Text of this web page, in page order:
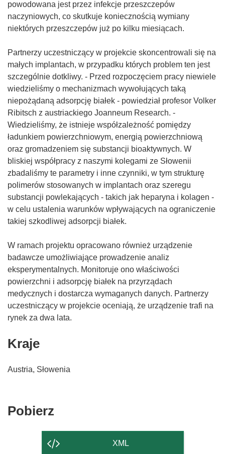
powodowana jest przez infekcje przeszczepów
naczyniowych, co skutkuje koniecznością wymiany
niektórych przeszczepów już po kilku miesiącach.
Partnerzy uczestniczący w projekcie skoncentrowali się na
małych implantach, w przypadku których problem ten jest
szczególnie dotkliwy. - Przed rozpoczęciem pracy niewiele
wiedzieliśmy o mechanizmach wywołujących taką
niepożądaną adsorpcję białek - powiedział profesor Volker
Ribitsch z austriackiego Joanneum Research. -
Wiedzieliśmy, że istnieje współzależność pomiędzy
ładunkiem powierzchniowym, energią powierzchniową
oraz gromadzeniem się substancji bioaktywnych. W
bliskiej współpracy z naszymi kolegami ze Słowenii
zbadaliśmy te parametry i inne czynniki, w tym strukturę
polimerów stosowanych w implantach oraz szeregu
substancji powlekających - takich jak heparyna i kolagen -
w celu ustalenia warunków wpływających na ograniczenie
takiej szkodliwej adsorpcji białek.
W ramach projektu opracowano również urządzenie
badawcze umożliwiające prowadzenie analiz
eksperymentalnych. Monitoruje ono właściwości
powierzchni i adsorpcję białek na przyrządach
medycznych i dostarcza wymaganych danych. Partnerzy
uczestniczący w projekcie oceniają, że urządzenie trafi na
rynek za dwa lata.
Kraje
Austria, Słowenia
Pobierz
strony
XML